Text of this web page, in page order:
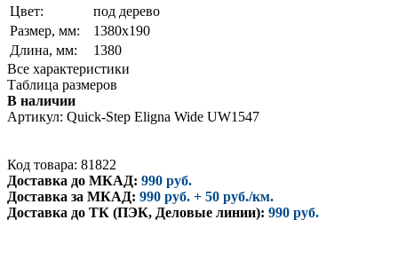
Цвет:
под дерево
Размер, мм:
1380х190
Длина, мм:
1380
Все характеристики
Таблица размеров
В наличии
Артикул: Quick-Step Eligna Wide UW1547
Код товара: 81822
Доставка до МКАД: 990 руб.
Доставка за МКАД: 990 руб. + 50 руб./км.
Доставка до ТК (ПЭК, Деловые линии): 990 руб.